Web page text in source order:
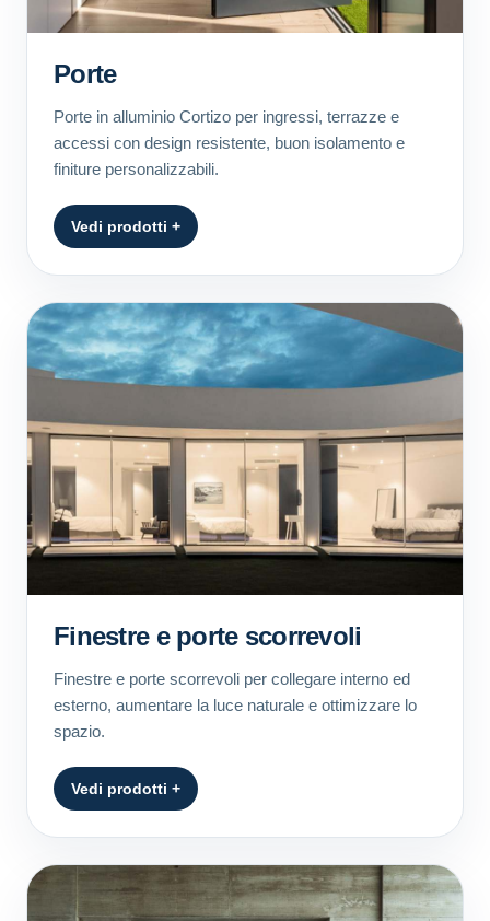
Porte
Porte in alluminio Cortizo per ingressi, terrazze e
accessi con design resistente, buon isolamento e
finiture personalizzabili.
Vedi prodotti +
Finestre e porte scorrevoli
Finestre e porte scorrevoli per collegare interno ed
esterno, aumentare la luce naturale e ottimizzare lo
spazio.
Vedi prodotti +